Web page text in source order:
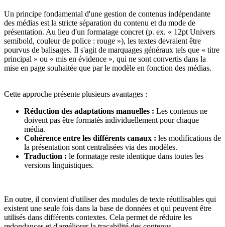
Un principe fondamental d'une gestion de contenus indépendante
des médias est la stricte séparation du contenu et du mode de
présentation. Au lieu d'un formatage concret (p. ex. « 12pt Univers
semibold, couleur de police : rouge »), les textes devraient être
pourvus de balisages. Il s'agit de marquages généraux tels que « titre
principal » ou « mis en évidence », qui ne sont convertis dans la
mise en page souhaitée que par le modèle en fonction des médias.
Cette approche présente plusieurs avantages :
Réduction des adaptations manuelles : Les contenus ne
doivent pas être formatés individuellement pour chaque
média.
Cohérence entre les différents canaux : les modifications de
la présentation sont centralisées via des modèles.
Traduction : le formatage reste identique dans toutes les
versions linguistiques.
En outre, il convient d'utiliser des modules de texte réutilisables qui
existent une seule fois dans la base de données et qui peuvent être
utilisés dans différents contextes. Cela permet de réduire les